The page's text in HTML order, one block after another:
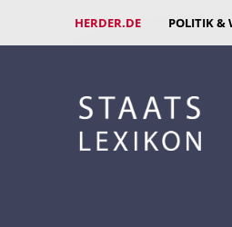
HERDER.DE POLITIK &